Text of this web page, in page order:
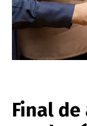
Final de